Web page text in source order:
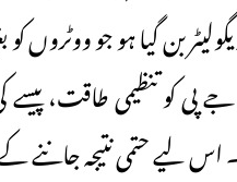
بن گیا ہو جو ووٹروں
کو تنظیمی طاقت، پیسے